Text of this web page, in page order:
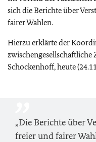
sich die Berichte über
fairer Wahlen.
Hierzu erklärte der
zwischengesellschaftliche
Schockenhoff, heute
„Die Berichte über
freier und fairer